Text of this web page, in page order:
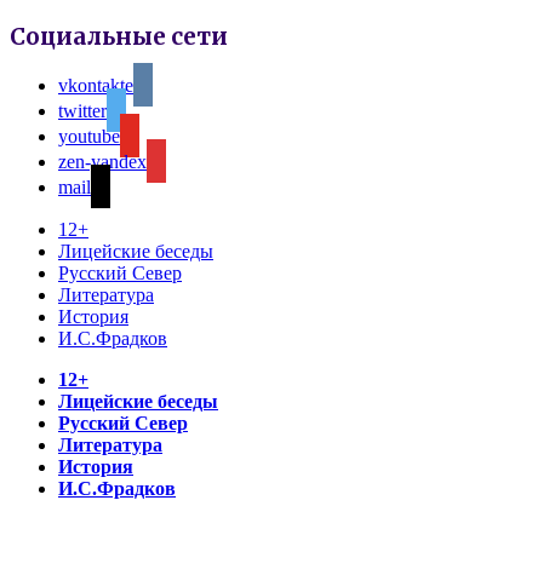
Социальные сети
vkontakte
twitter
youtube
zen-yandex
mail
12+
Лицейские беседы
Русский Север
Литература
История
И.С.Фрадков
12+
Лицейские беседы
Русский Север
Литература
История
И.С.Фрадков